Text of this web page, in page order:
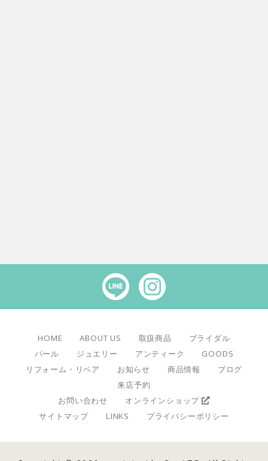
HOME ABOUT US 取扱商品
ブライダル
パール
ジュエリー アンティーク
GOODS
リフォーム・リペア
お知らせ 商品情報
ブログ
来店予約
お問い合わせ
オンラインショップ
サイトマップ
LINKS プライバシーポリシー